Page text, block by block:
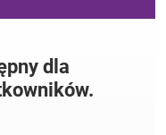
dla